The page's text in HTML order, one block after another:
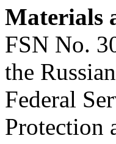
Materials
FSN No.
the
Federal
Protection